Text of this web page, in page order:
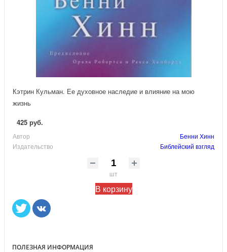
Кэтрин Кульман. Ее духовное наследие и влияние на мою
жизнь
425 руб.
Автор
Бенни Хинн
Издательство
Библейский взгляд
шт
В корзину
ПОЛЕЗНАЯ ИНФОРМАЦИЯ